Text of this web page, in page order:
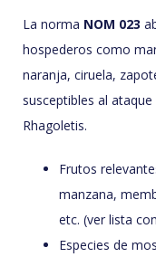
La norma NOM 023
hospederos como
naranja, ciruela,
susceptibles al
Rhagoletis.
Frutos
manzana,
etc. (ver lista
Especies de